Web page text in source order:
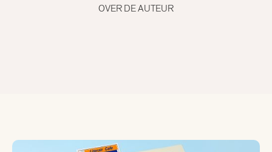
OVER DE AUTEUR